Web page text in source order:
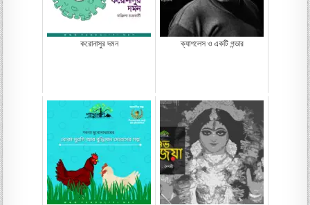
করোনাসুর দমন ক্যাশলেস ও একটি গন্ডার